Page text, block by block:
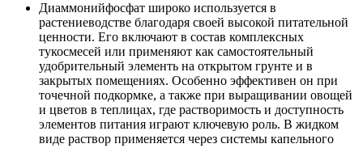
Диаммонийфосфат широко используется в
растениеводстве благодаря своей высокой питательной
ценности. Его включают в состав комплексных
тукосмесей или применяют как самостоятельный
удобрительный элементь на открытом грунте и в
закрытых помещениях. Особенно эффективен он при
точечной подкормке, а также при выращивании овощей
и цветов в теплицах, где растворимость и доступность
элементов питания играют ключевую роль. В жидком
виде раствор применяется через системы капельного